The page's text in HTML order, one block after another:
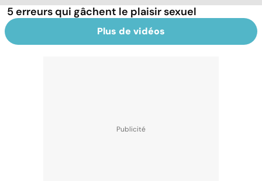
5 erreurs qui gâchent le plaisir sexuel
Plus de vidéos